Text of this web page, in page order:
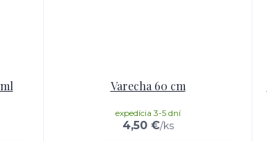
Varecha 60 cm
4,50 €/ks
expedícia 3-5 dní